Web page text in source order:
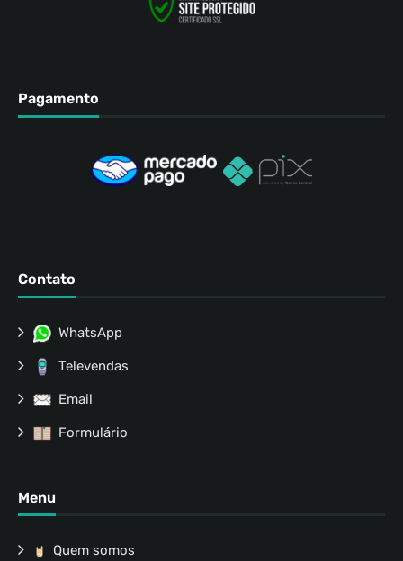
Pagamento
Contato
WhatsApp
Televendas
Email
Formulário
Menu
Quem somos